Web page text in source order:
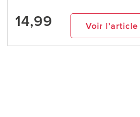
14,99 Voir l’article